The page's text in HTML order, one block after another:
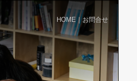
HOME｜お問合せ